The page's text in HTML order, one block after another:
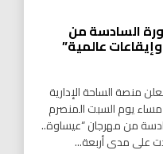
السادسة من
عالمية”
منصة الساحة الإدارية
مساء يوم السبت المنصرم
من مهرجان “عيساوة..
على مدى أربعة...